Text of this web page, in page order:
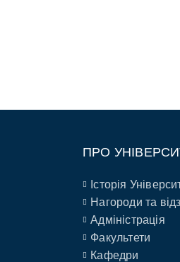
ПРО
Історія
Нагороди та
Адміністрація
Факультети
Кафедри